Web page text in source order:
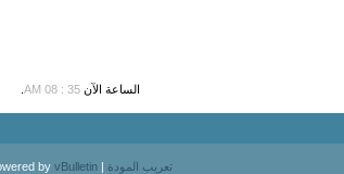
الساعة الآن 35 : 08 AM
تعريب المودة | Powered by
vBulletin